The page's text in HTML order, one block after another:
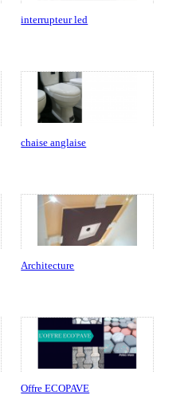
interrupteur led
chaise anglaise
Architecture
Offre ECOPAVE